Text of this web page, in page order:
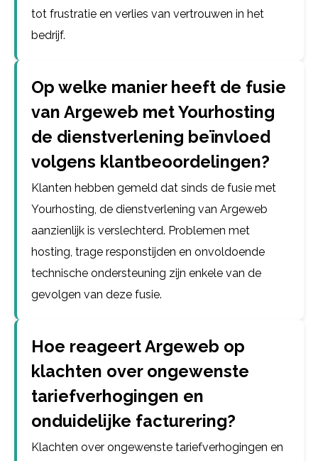
tot frustratie en verlies van vertrouwen in het
bedrijf.
Op welke manier heeft de fusie
van Argeweb met Yourhosting
de dienstverlening beïnvloed
volgens klantbeoordelingen?
Klanten hebben gemeld dat sinds de fusie met
Yourhosting, de dienstverlening van Argeweb
aanzienlijk is verslechterd. Problemen met
hosting, trage responstijden en onvoldoende
technische ondersteuning zijn enkele van de
gevolgen van deze fusie.
Hoe reageert Argeweb op
klachten over ongewenste
tariefverhogingen en
onduidelijke facturering?
Klachten over ongewenste tariefverhogingen en